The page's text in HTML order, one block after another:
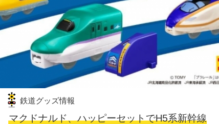
鉄道グッズ情報
マクドナルド、ハッピーセットでH5系新幹線